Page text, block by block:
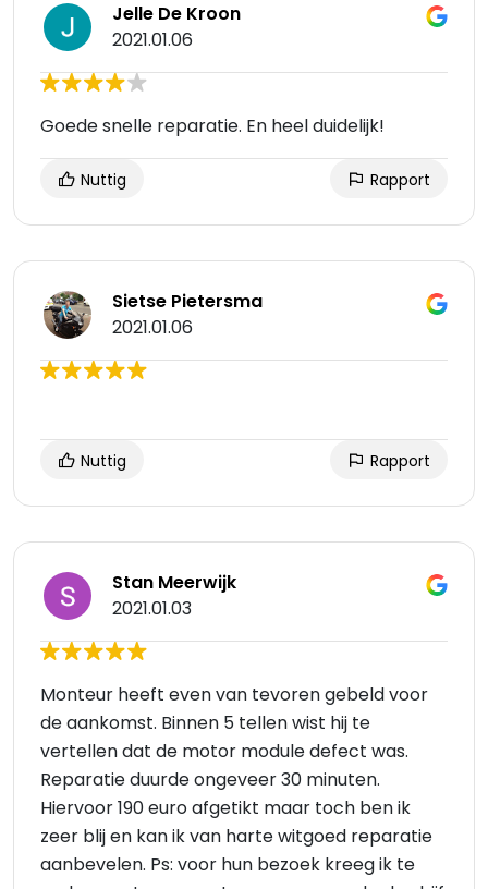
Jelle De Kroon
2021.01.06
Goede snelle reparatie. En heel duidelijk!
Nuttig Rapport
Sietse Pietersma
2021.01.06
Nuttig Rapport
Stan Meerwijk
2021.01.03
Monteur heeft even van tevoren gebeld voor
de aankomst. Binnen 5 tellen wist hij te
vertellen dat de motor module defect was.
Reparatie duurde ongeveer 30 minuten.
Hiervoor 190 euro afgetikt maar toch ben ik
zeer blij en kan ik van harte witgoed reparatie
aanbevelen. Ps: voor hun bezoek kreeg ik te